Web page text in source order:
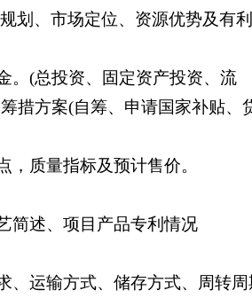
划、市场定位、资源优势及有利
。(总投资、固定资产投资、流
措方案(自筹、申请国家补贴、
，质量指标及预计售价。
简述、项目产品专利情况
、运输方式、储存方式、周转